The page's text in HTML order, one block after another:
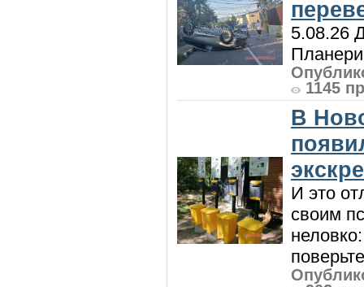
5.08.26
1145
В
И это
своим